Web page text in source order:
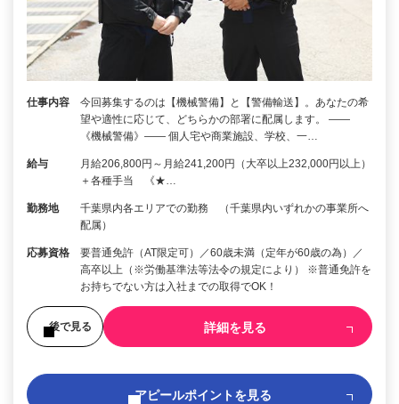
仕事内容
今回募集するのは【機械警備】と【警備輸送】。あなたの希
望や適性に応じて、どちらかの部署に配属します。 ――
《機械警備》―― 個人宅や商業施設、学校、一…
給与
月給206,800円～月給241,200円（大卒以上232,000円以上）
＋各種手当 《★…
勤務地
千葉県内各エリアでの勤務 （千葉県内いずれかの事業所へ
配属）
応募資格
要普通免許（AT限定可）／60歳未満（定年が60歳の為）／
高卒以上（※労働基準法等法令の規定により） ※普通免許を
お持ちでない方は入社までの取得でOK！
後で見る 詳細を見る
アピールポイントを見る